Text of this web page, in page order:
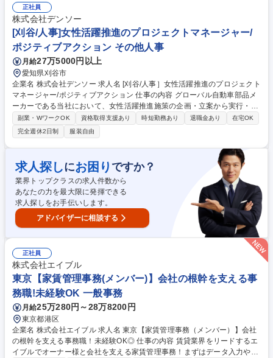
セールスはなく、お客様は富裕層、エグゼクティブ層が中心になります。
募集職種 【富裕層向け賃貸仲介営業】自社管理高級賃貸物件の営業/土日
祝休/森トラストG
正社員
株式会社デンソー
[刈谷/人事]女性活躍推進のプロジェクトマネージャー/
ポジティブアクション その他人事
月給27万5000円以上
愛知県刈谷市
企業名 株式会社デンソー 求人名 [刈谷/人事］女性活躍推進のプロジェクト
マネージャー/ポジティブアクション 仕事の内容 グローバル自動車部品メ
ーカーである当社において、女性活躍推進施策の企画・立案から実行・効
果測定までを一気通貫で担当いただきます。 ■女性活躍推進施策の企画・
推進を担当し、「採用」「両立支援」「内部登用」の課題分析から施策立
案■経営層や各部門との合意形成、全社横断プロジェクトのマネジメント
を実施■ポテンシャル人材の発掘・育成プログラムの設計やメンター制度
運営、リーダーシップ開発■働きやすい職場環境づくりや管理職向け研修■
KPIモニタリングによる組織風土改革を担い、HRBPや労働組合との連携■
他社事例調査を通じた施策の実効性向上 募集職種 [刈谷/人事］女性活躍推
進のプロジェクトマネージャー/ポジティブアクション
副業・WワークOK 資格取得支援あり 時短勤務あり 退職金あり
在宅OK
完全週休2日制
服装自由
求人探しにお困り ですか？
業界トップクラスの求人件数から
あなたの力を最大限に発揮できる
求人探しをお手伝いします。
アドバイザーに相談する
正社員
株式会社エイブル
東京【家賃管理事務(メンバー)】会社の根幹を支える事
務職!未経験OK 一般事務
月給25万280円～28万8200円
東京都港区
企業名 株式会社エイブル 求人名 東京【家賃管理事務（メンバー）】会社
の根幹を支える事務職！未経験OK◎ 仕事の内容 賃貸業界をリードするエ
イブルでオーナー様と会社を支える家賃管理事務！まずはデータ入力や確